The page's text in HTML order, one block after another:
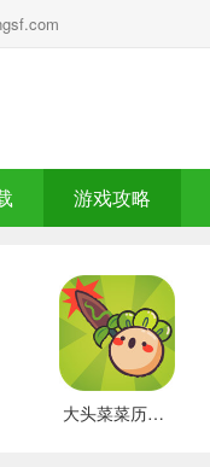
游戏攻略
大头菜菜历险记 好玩的